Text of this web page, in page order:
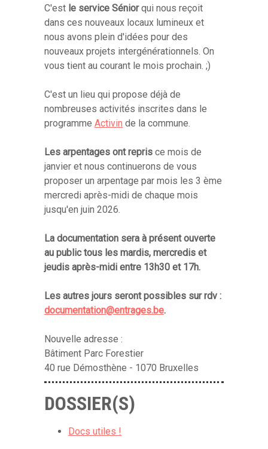
C'est le service Séniorqui nous reçoit
dans ces nouveaux locaux lumineux et
nous avons plein d'idées pour des
nouveaux projets intergénérationnels. On
vous tient au courant le mois prochain. ;)
C'est un lieu qui propose déjà de
nombreuses activités inscrites dans le
programme Activin de la commune.
Les arpentages ont repris ce mois de
janvier et nous continuerons de vous
proposer un arpentage par mois les 3 ème
mercredi après-midi de chaque mois
jusqu'en juin 2026.
La documentation sera à présent ouverte
au public tous les mardis, mercredis et
jeudis après-midi entre 13h30 et 17h.
Les autres jours seront possibles sur rdv :
documentation@entrages.be.
Nouvelle adresse :
Bâtiment Parc Forestier
40 rue Démosthène - 1070 Bruxelles
DOSSIER(S)
Docs utiles !